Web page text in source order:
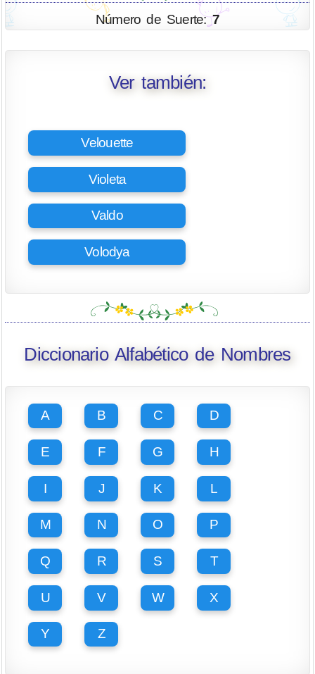
Número de Suerte:7
Ver también:
Velouette
Violeta
Valdo
Volodya
Diccionario Alfabético de Nombres
A B C D
E F G H
I J K L
M N O P
Q R S T
U V W X
Y Z